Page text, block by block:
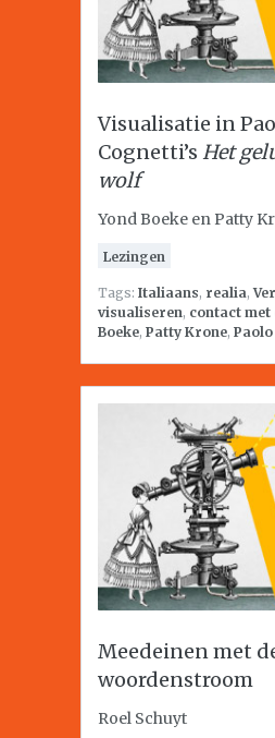
Visualisatie in
Cognetti’s Het
wolf
Yond Boeke en Patty
Lezingen
Tags: Italiaans, realia,
visualiseren, contact met
Boeke, Patty Krone,
Meedeinen met
woordenstroom
Roel Schuyt